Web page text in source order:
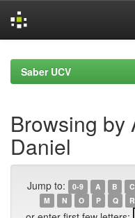
navigationSaber UCV
Browsing by
Daniel
Jump to: 0-9 A B C
M
N O P Q R